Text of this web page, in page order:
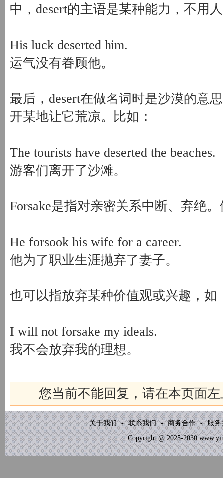
中，desert的主语是某种能力，不用
His luck deserted him.
运气没有眷顾他。
最后，desert在做名词时是沙漠的意
开某地让它荒凉。比如：
The tourists have deserted the beaches.
游客们离开了沙滩。
Forsake是指对亲密关系中断、弃绝
He forsook his wife for a career.
他为了职业生涯抛弃了妻子。
也可以指放弃某种价值观或兴趣，如
I will not forsake my ideals.
我不会放弃我的理想。
您当前不能回复，请在本页面
关于我们 - 联系我们 - 商务合作 - 服务
Copyright @ 2025-2030